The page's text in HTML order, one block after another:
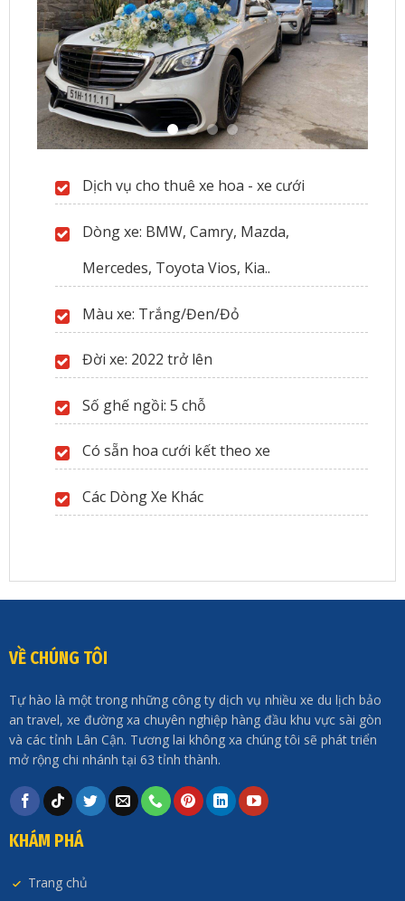
Dịch vụ cho thuê xe hoa - xe cưới
Dòng xe: BMW, Camry, Mazda,
Mercedes, Toyota Vios, Kia..
Màu xe: Trắng/Đen/Đỏ
Đời xe: 2022 trở lên
Số ghế ngồi: 5 chỗ
Có sẵn hoa cưới kết theo xe
Các Dòng Xe Khác
VỀ CHÚNG TÔI
Tự hào là một trong những công ty dịch vụ nhiều xe du lịch bảo
an travel, xe đường xa chuyên nghiệp hàng đầu khu vực sài gòn
và các tỉnh Lân Cận. Tương lai không xa chúng tôi sẽ phát triển
mở rộng chi nhánh tại 63 tỉnh thành.
KHÁM PHÁ
Trang chủ